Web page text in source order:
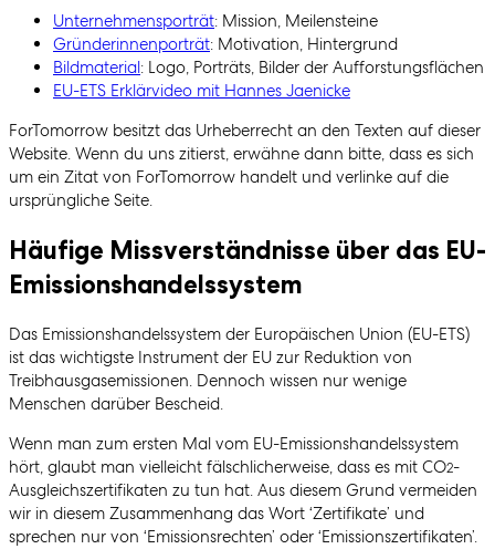
Unternehmensporträt: Mission, Meilensteine
Gründerinnenporträt: Motivation, Hintergrund
Bildmaterial: Logo, Porträts, Bilder der Aufforstungsflächen
EU-ETS Erklärvideo mit Hannes Jaenicke
ForTomorrow besitzt das Urheberrecht an den Texten auf dieser
Website. Wenn du uns zitierst, erwähne dann bitte, dass es sich
um ein Zitat von ForTomorrow handelt und verlinke auf die
ursprüngliche Seite.
Häufige Missverständnisse über das EU-
Emissionshandelssystem
Das Emissionshandelssystem der Europäischen Union (EU-ETS)
ist das wichtigste Instrument der EU zur Reduktion von
Treibhausgasemissionen. Dennoch wissen nur wenige
Menschen darüber Bescheid.
Wenn man zum ersten Mal vom EU-Emissionshandelssystem
hört, glaubt man vielleicht fälschlicherweise, dass es mit CO2-
Ausgleichszertifikaten zu tun hat. Aus diesem Grund vermeiden
wir in diesem Zusammenhang das Wort ‘Zertifikate’ und
sprechen nur von ‘Emissionsrechten’ oder ‘Emissionszertifikaten’.